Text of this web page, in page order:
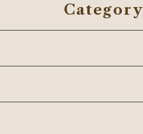
Category